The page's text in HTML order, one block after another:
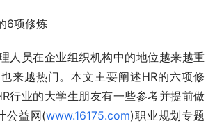
6项修炼
人员在企业组织机构中的地位越来越重
来越热门。本文主要阐述HR的六项修
行业的大学生朋友有一些参考并提前做
公益网(www.16175.com)职业规划专题